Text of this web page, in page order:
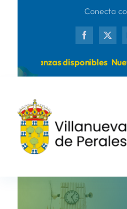
Conecta
disponibles